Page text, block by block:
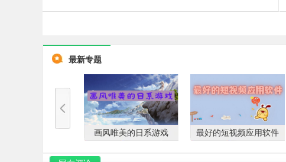
无间拥有丰富的英雄角色、精致的画面和特效，能给玩家带
入排位赛，玩家和全球玩家一起比拼技术，争夺更高的排
度，都能让玩家感受到浓厚的武侠氛围和竞技乐趣。
最新专题
画风唯美的日系游戏 最好的短视频应用软件